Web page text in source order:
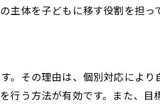
境づくりの重要性
の実践例紹介
環境の整え方
体を子どもに移す役割を担っ
。その理由は、個別対応によ
行う方法が有効です。また、